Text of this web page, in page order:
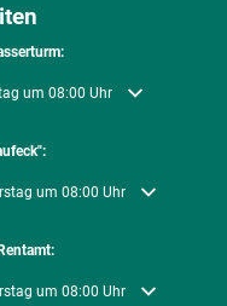
auszublenden
um 08:00 Uhr
auszublenden
um 08:00 Uhr
auszublenden
um 08:00 Uhr